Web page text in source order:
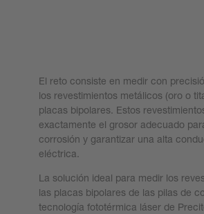
El reto consiste en medir con
los revestimientos metálicos (oro o
placas bipolares. Estos
exactamente el grosor adecuado
corrosión y garantizar una alta
eléctrica.
La solución ideal para medir los
las placas bipolares de las pilas de
tecnología fototérmica láser de